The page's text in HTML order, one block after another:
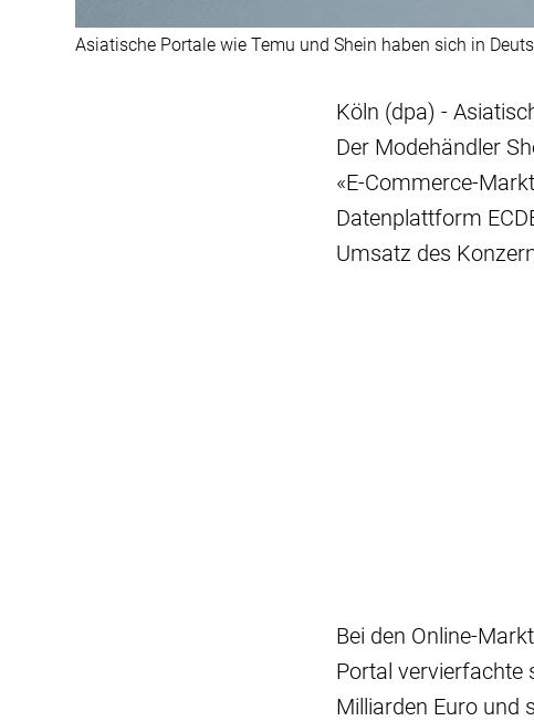
Asiatische Portale wie Temu und Shein haben sich in
Köln (dpa) -
Der Modehändler
«E-Commerce-
Datenplattform
Umsatz des
Bei den Online-
Portal vervierfachte
Milliarden Euro und